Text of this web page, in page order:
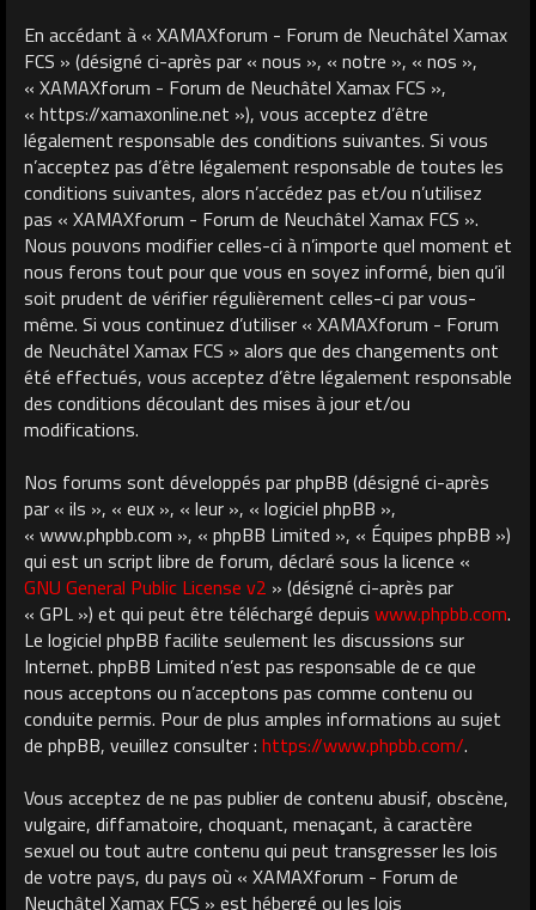
En accédant à « XAMAXforum - Forum de Neuchâtel Xamax
FCS » (désigné ci-après par « nous », « notre », « nos »,
« XAMAXforum - Forum de Neuchâtel Xamax FCS »,
« https://xamaxonline.net »), vous acceptez d’être
légalement responsable des conditions suivantes. Si vous
n’acceptez pas d’être légalement responsable de toutes les
conditions suivantes, alors n’accédez pas et/ou n’utilisez
pas « XAMAXforum - Forum de Neuchâtel Xamax FCS ».
Nous pouvons modifier celles-ci à n’importe quel moment et
nous ferons tout pour que vous en soyez informé, bien qu’il
soit prudent de vérifier régulièrement celles-ci par vous-
même. Si vous continuez d’utiliser « XAMAXforum - Forum
de Neuchâtel Xamax FCS » alors que des changements ont
été effectués, vous acceptez d’être légalement responsable
des conditions découlant des mises à jour et/ou
modifications.
Nos forums sont développés par phpBB (désigné ci-après
par « ils », « eux », « leur », « logiciel phpBB »,
« www.phpbb.com », « phpBB Limited », « Équipes phpBB »)
qui est un script libre de forum, déclaré sous la licence «
GNU General Public License v2 » (désigné ci-après par
« GPL ») et qui peut être téléchargé depuis www.phpbb.com.
Le logiciel phpBB facilite seulement les discussions sur
Internet. phpBB Limited n’est pas responsable de ce que
nous acceptons ou n’acceptons pas comme contenu ou
conduite permis. Pour de plus amples informations au sujet
de phpBB, veuillez consulter : https://www.phpbb.com/.
Vous acceptez de ne pas publier de contenu abusif, obscène,
vulgaire, diffamatoire, choquant, menaçant, à caractère
sexuel ou tout autre contenu qui peut transgresser les lois
de votre pays, du pays où « XAMAXforum - Forum de
Neuchâtel Xamax FCS » est hébergé ou les lois